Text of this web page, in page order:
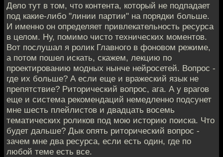
Дело тут в том, что контента, который не подпадает
под какие-либо "линии партии" на порядки больше.
И именно он определяет привлекательность ресурса
в целом. Ну, помимо чисто технических моментов.
Вот послушал я ролик Главного в фоновом режиме,
а потом пошел искать, скажем, лекцию по
проектированию модных нынче нейросетей. Вопрос -
где их больше? А если еще и вражеский язык не
препятствие? Риторический вопрос, ага. А у врагов
еще и система рекомендаций немедленно подсунет
мне шесть плейлистов и двадцать восемь
тематических роликов под мою историю поиска. Что
будет дальше? Дык опять риторический вопрос -
зачем мне два ресурса, если есть один, где по
любой теме есть все.